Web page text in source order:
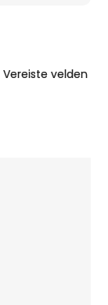
Vereiste velden